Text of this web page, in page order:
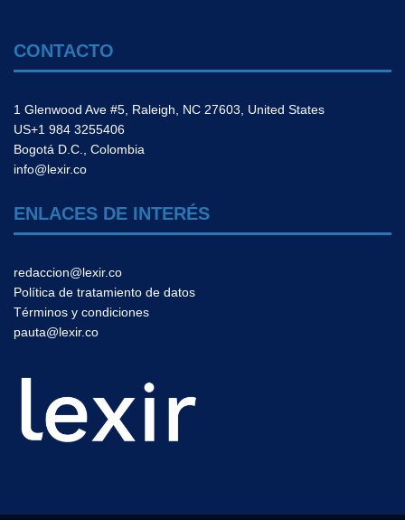
CONTACTO
1 Glenwood Ave #5, Raleigh, NC 27603, United States
US+1 984 3255406
Bogotá D.C., Colombia
info@lexir.co
ENLACES DE INTERÉS
redaccion@lexir.co
Política de tratamiento de datos
Términos y condiciones
pauta@lexir.co